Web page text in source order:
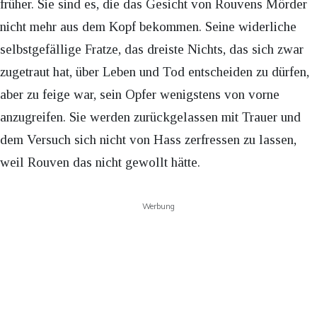
früher. Sie sind es, die das Gesicht von Rouvens Mörder
nicht mehr aus dem Kopf bekommen. Seine widerliche
selbstgefällige Fratze, das dreiste Nichts, das sich zwar
zugetraut hat, über Leben und Tod entscheiden zu dürfen,
aber zu feige war, sein Opfer wenigstens von vorne
anzugreifen. Sie werden zurückgelassen mit Trauer und
dem Versuch sich nicht von Hass zerfressen zu lassen,
weil Rouven das nicht gewollt hätte.
Werbung